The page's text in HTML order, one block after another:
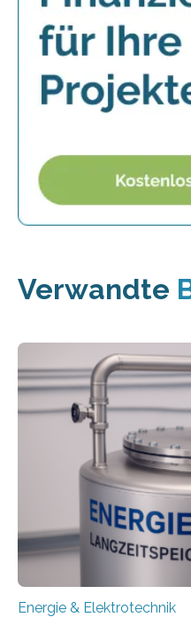
Verwandte
Energie & Elektrotechnik